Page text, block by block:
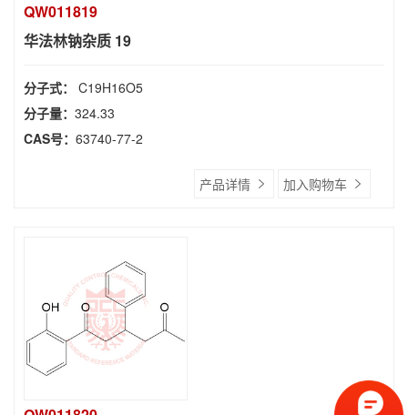
QW011819
华法林钠杂质 19
分子式： C19H16O5
分子量： 324.33
CAS号： 63740-77-2
产品详情 加入购物车